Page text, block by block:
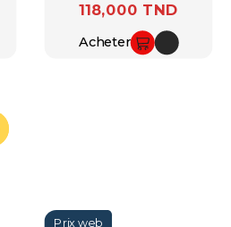
Prix
118,000 TND
Acheter